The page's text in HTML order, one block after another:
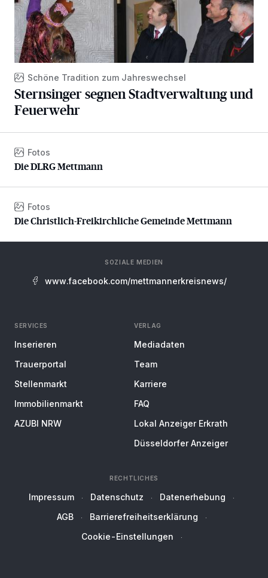
Schöne Tradition zum Jahreswechsel
Sternsinger segnen Stadtverwaltung und
Feuerwehr
Die DLRG Mettmann
Fotos
Die DLRG Mettmann
Die Christlich-Freikirchliche Gemeinde Mettmann
Fotos
Die Christlich-Freikirchliche Gemeinde Mettmann
SOZIALE MEDIEN
www.facebook.com/mettmannerkreisnews/
SERVICES
Inserieren
Trauerportal
Stellenmarkt
Immobilienmarkt
AZUBI NRW
VERLAG
Mediadaten
Team
Karriere
FAQ
Lokal Anzeiger Erkrath
Düsseldorfer Anzeiger
RECHTLICHES
Impressum Datenschutz
Datenerhebung
AGB
Barrierefreiheitserklärung
Cookie-Einstellungen